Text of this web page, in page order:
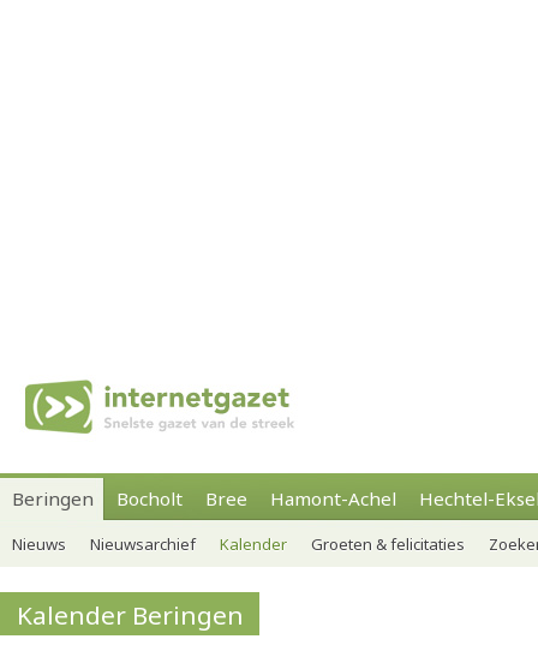
Beringen Bocholt Bree Hamont-Achel Hechtel-
Nieuws Nieuwsarchief Kalender Groeten & felicitaties
Kalender Beringen